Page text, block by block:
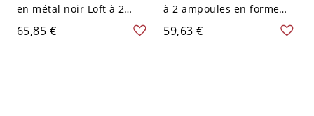
en métal noir Loft à 2
lumières avec abat-jour
en verre clair en forme
65,85 €
à 2 ampoules en forme
d'orbite, finition cuivre
antique, tuyau en verre
59,63 €